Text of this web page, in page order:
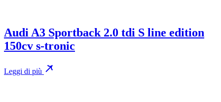
Audi A3 Sportback 2.0 tdi S line edition
150cv s-tronic
Leggi di più